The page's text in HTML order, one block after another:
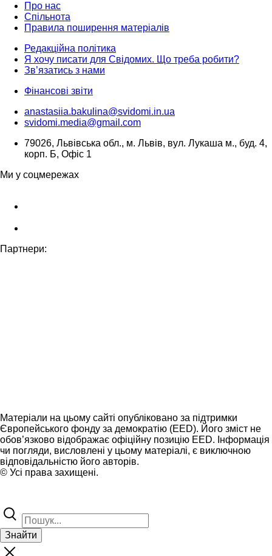
Про нас
Спільнота
Правила поширення матеріалів
Редакційна політика
Я хочу писати для Свідомих. Що треба робити?
Зв’язатись з нами
Фінансові звіти
anastasiia.bakulina@svidomi.in.ua
svidomi.media@gmail.com
79026, Львівська обл., м. Львів, вул. Лукаша м., буд. 4,
корп. Б, Офіс 1
Ми у соцмережах
Партнери:
Матеріали на цьому сайті опубліковано за підтримки
Європейського фонду за демократію (EED). Його зміст не
обов’язково відображає офіційну позицію EED. Інформація
чи погляди, висловлені у цьому матеріалі, є виключною
відповідальністю його авторів.
© Усі права захищені.
Знайти